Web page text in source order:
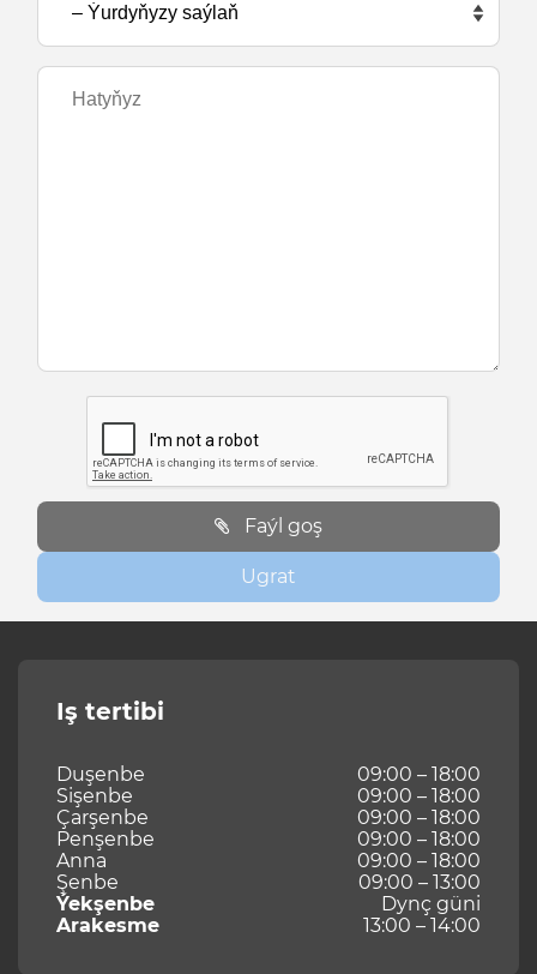
Faýl goş
Ugrat
Iş tertibi
Duşenbe
09:00 – 18:00
Sişenbe
09:00 – 18:00
Çarşenbe
09:00 – 18:00
Penşenbe
09:00 – 18:00
Anna
09:00 – 18:00
Şenbe
09:00 – 13:00
Ýekşenbe
Dynç güni
Arakesme
13:00 – 14:00